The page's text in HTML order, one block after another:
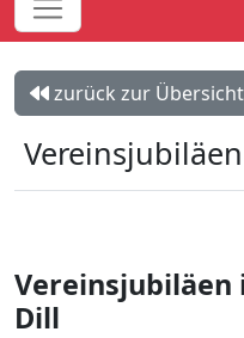
zurück zur Übersicht
Vereinsjubiläen
Dill